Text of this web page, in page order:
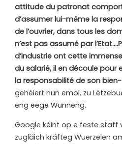
attitude du patronat
d’assumer lui-même la
de l’ouvrier, dans tous les
n’est pas assumé par
d’industrie ont cette
du salarié, il en découle pour
la responsabilité de son bien-
gehéiert nun emol, zu
eng eege Wunneng.
Google kéint op e feste staff
zugläich kräfteg Wuerzelen